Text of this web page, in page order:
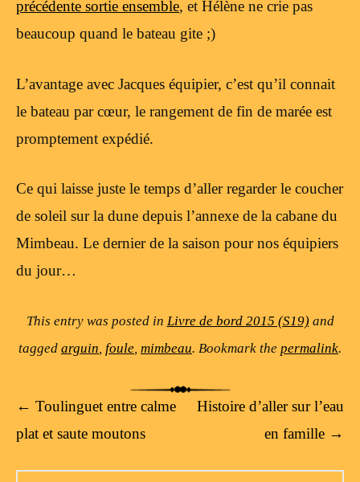
précédente sortie ensemble, et Hélène ne crie pas
beaucoup quand le bateau gite ;)
L’avantage avec Jacques équipier, c’est qu’il connait
le bateau par cœur, le rangement de fin de marée est
promptement expédié.
Ce qui laisse juste le temps d’aller regarder le coucher
de soleil sur la dune depuis l’annexe de la cabane du
Mimbeau. Le dernier de la saison pour nos équipiers
du jour…
This entry was posted in Livre de bord 2015 (S19)and
tagged arguin foule mimbeau. Bookmark the permalink.
Post navigation
← Toulinguet entre calme
plat et saute moutons
Histoire d’aller sur l’eau
en famille →